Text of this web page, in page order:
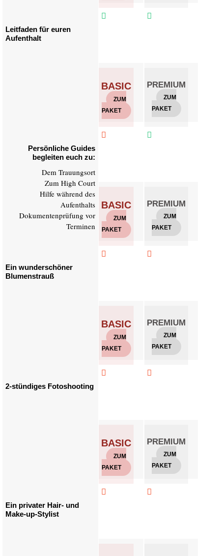
Leitfaden für euren
Aufenthalt
 
Persönliche Guides
begleiten euch zu:
Dem Trauungsort
Zum High Court
Hilfe während des
Aufenthalts
Dokumentenprüfung vor
Terminen
BASIC
ZUM
PAKET

PREMIUM
ZUM
PAKET

Ein wunderschöner
Blumenstrauß
BASIC
ZUM
PAKET

PREMIUM
ZUM
PAKET

2-stündiges Fotoshooting
BASIC
ZUM
PAKET

PREMIUM
ZUM
PAKET

Ein privater Hair- und
Make-up-Stylist
BASIC
ZUM
PAKET

PREMIUM
ZUM
PAKET
